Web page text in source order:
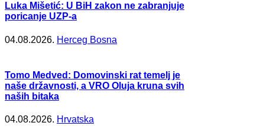
Luka Mišetić: U BiH zakon ne zabranjuje
poricanje UZP-a
04.08.2026. Herceg Bosna
Tomo Medved: Domovinski rat temelj je
naše državnosti, a VRO Oluja kruna svih
naših bitaka
04.08.2026. Hrvatska